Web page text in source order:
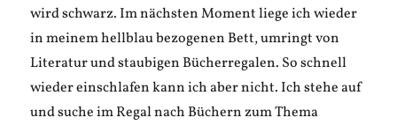
wird schwarz. Im nächsten Moment liege ich wieder
in meinem hellblau bezogenen Bett, umringt von
Literatur und staubigen Bücherregalen. So schnell
wieder einschlafen kann ich aber nicht. Ich stehe auf
und suche im Regal nach Büchern zum Thema